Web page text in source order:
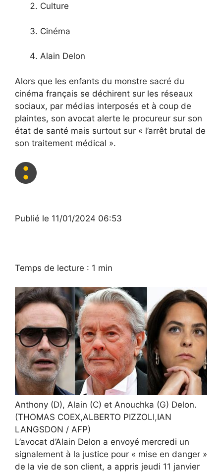
Culture
Cinéma
Alain Delon
Alors que les enfants du monstre sacré du
cinéma français se déchirent sur les réseaux
sociaux, par médias interposés et à coup de
plaintes, son avocat alerte le procureur sur son
état de santé mais surtout sur « l’arrêt brutal de
son traitement médical ».
Publié le 11/01/2024 06:53
Temps de lecture : 1 min
Anthony (D), Alain (C) et Anouchka (G) Delon.
(THOMAS COEX,ALBERTO PIZZOLI,IAN
LANGSDON / AFP)
L’avocat d’Alain Delon a envoyé mercredi un
signalement à la justice pour « mise en danger »
de la vie de son client, a appris jeudi 11 janvier